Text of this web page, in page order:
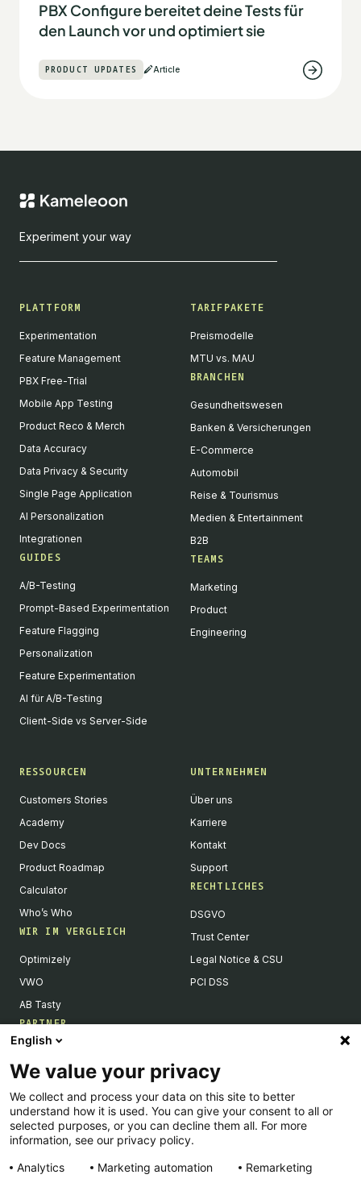
PBX Configure bereitet deine Tests für
den Launch vor und optimiert sie
PRODUCT UPDATES Article
Experiment your way
PLATTFORM
Experimentation
Feature Management
PBX Free-Trial
Mobile App Testing
Product Reco & Merch
Data Accuracy
Data Privacy & Security
Single Page Application
AI Personalization
Integrationen
GUIDES
A/B-Testing
Prompt-Based Experimentation
Feature Flagging
Personalization
Feature Experimentation
AI für A/B-Testing
Client-Side vs Server-Side
TARIFPAKETE
Preismodelle
MTU vs. MAU
BRANCHEN
Gesundheitswesen
Banken & Versicherungen
E-Commerce
Automobil
Reise & Tourismus
Medien & Entertainment
B2B
TEAMS
Marketing
Product
Engineering
RESSOURCEN
Customers Stories
Academy
Dev Docs
Product Roadmap
Calculator
Who’s Who
WIR IM VERGLEICH
Optimizely
VWO
AB Tasty
PARTNER
Become a Partner
Integrations Directory
Partners Directory
UNTERNEHMEN
Über uns
Karriere
Kontakt
Support
RECHTLICHES
DSGVO
Trust Center
Legal Notice & CSU
PCI DSS
English
We value your privacy
We collect and process your data on this site to better
understand how it is used. You can give your consent to all or
selected purposes, or you can decline them all. For more
information, see our privacy policy.
Analytics
Marketing automation Remarketing